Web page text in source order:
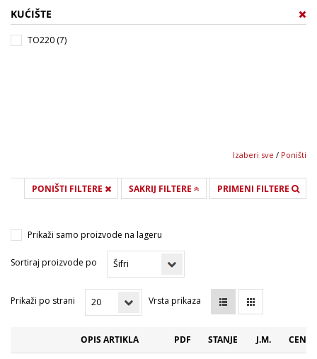
KUĆIŠTE
TO220 (7)
Izaberi sve / Poništi
PONIŠTI FILTERE SAKRIJ FILTERE PRIMENI FILTERE
Prikaži samo proizvode na lageru
Sortiraj proizvode po
Prikaži po strani Vrsta prikaza
OPIS ARTIKLA PDF STANJE J.M. CENA